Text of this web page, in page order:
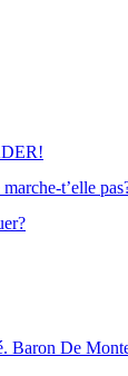
t’elle
Baron De